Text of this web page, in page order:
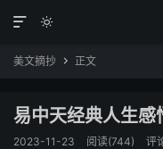


美文摘抄  正文
易中天经典人生感
2023-11-23 阅读(744) 评